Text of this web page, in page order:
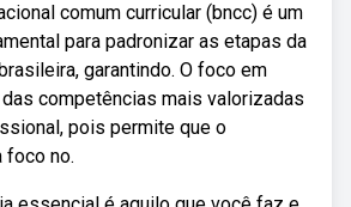
comum curricular (bncc) é um
para padronizar as etapas da
garantindo. O foco em
competências mais valorizadas
pois permite que o
foco no.